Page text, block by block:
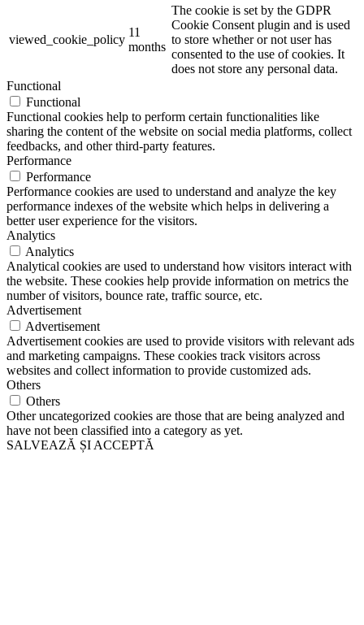
viewed_cookie_policy
11
months
The cookie is set by the GDPR
Cookie Consent plugin and is used
to store whether or not user has
consented to the use of cookies. It
does not store any personal data.
Functional
Functional
Functional cookies help to perform certain functionalities like
sharing the content of the website on social media platforms, collect
feedbacks, and other third-party features.
Performance
Performance
Performance cookies are used to understand and analyze the key
performance indexes of the website which helps in delivering a
better user experience for the visitors.
Analytics
Analytics
Analytical cookies are used to understand how visitors interact with
the website. These cookies help provide information on metrics the
number of visitors, bounce rate, traffic source, etc.
Advertisement
Advertisement
Advertisement cookies are used to provide visitors with relevant ads
and marketing campaigns. These cookies track visitors across
websites and collect information to provide customized ads.
Others
Others
Other uncategorized cookies are those that are being analyzed and
have not been classified into a category as yet.
SALVEAZĂ ȘI ACCEPTĂ